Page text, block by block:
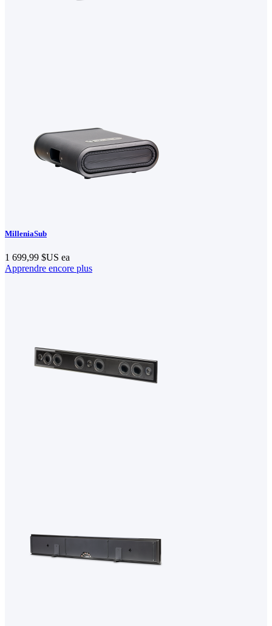
MilleniaSub
1 699,99 $US ea
Apprendre encore plus